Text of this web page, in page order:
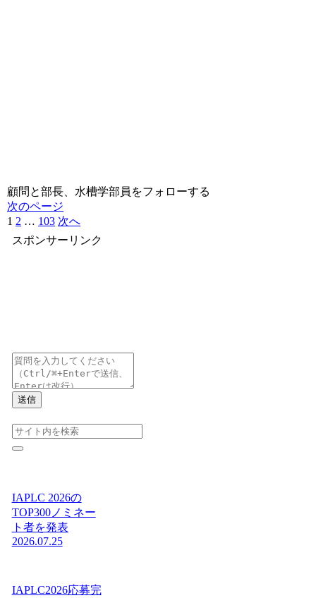
顧問と部長、水槽学部員をフォローする
次のページ
1 2 … 103 次へ
スポンサーリンク
送信
IAPLC 2026の
TOP300ノミネー
ト者を発表
2026.07.25
IAPLC2026応募完